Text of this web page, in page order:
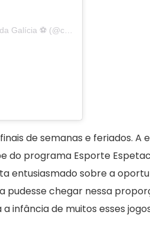
de semanas e feriados. A
do programa Esporte
entusiasmado sobre a
chegar nessa
infância de muitos esses